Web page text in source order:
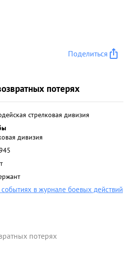
Поделиться
потерях
стрелковая дивизия
дивизия
событиях в журнале боевых действий
потерях